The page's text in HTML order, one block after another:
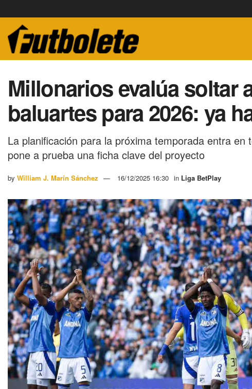
Millonarios evalúa soltar
baluartes para 2026: ya
La planificación para la próxima temporada entra
pone a prueba una ficha clave del proyecto
by William J. Marín Sánchez 16/12/2025 16:30 in Liga BetPlay